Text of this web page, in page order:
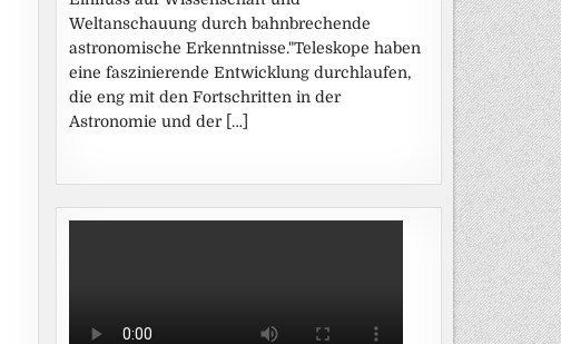
Weltanschauung durch bahnbrechende
astronomische Erkenntnisse."Teleskope haben
eine faszinierende Entwicklung durchlaufen,
die eng mit den Fortschritten in der
Astronomie und der […]